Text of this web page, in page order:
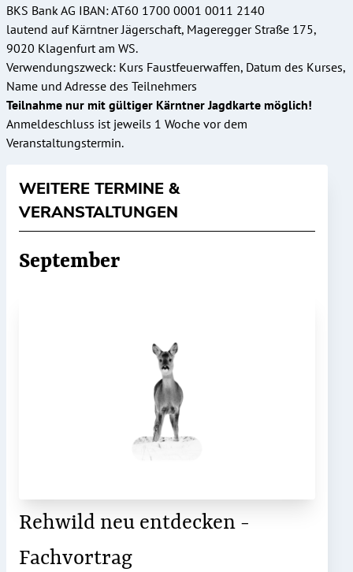
WEITERE TERMINE &
VERANSTALTUNGEN
September
Rehwild neu entdecken -
Fachvortrag
BKS Bank AG IBAN: AT60 1700 0001 0011 2140
lautend auf Kärntner Jägerschaft, Mageregger Straße 175,
9020 Klagenfurt am WS.
Verwendungszweck: Kurs Faustfeuerwaffen, Datum des Kurses,
Name und Adresse des Teilnehmers
Teilnahme nur mit gültiger Kärntner Jagdkarte möglich!
Anmeldeschluss ist jeweils 1 Woche vor dem
Veranstaltungstermin.